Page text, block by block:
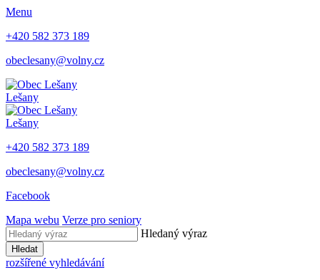
Menu
+420 582 373 189
obeclesany@volny.cz
Lešany
Lešany
+420 582 373 189
obeclesany@volny.cz
Facebook
Mapa webu Verze pro seniory
Hledaný výraz
Hledat
rozšířené vyhledávání